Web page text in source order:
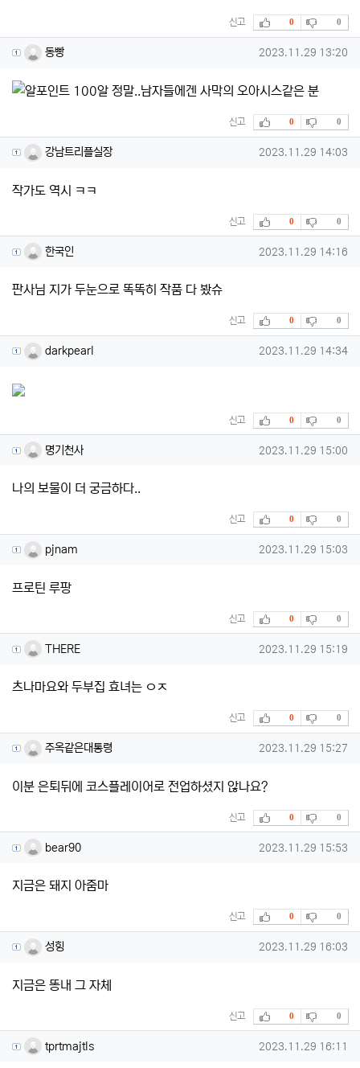
신고 추천
0 비추천
0
동빵님의 댓글
동빵 작성일
2023.11.29 13:20
100알 정말..남자들에겐 사막의 오아시스같은 분
신고 추천
0 비추천
0
강남트리플실장님의 댓글
강남트리플실장 작성일
2023.11.29 14:03
작가도 역시 ㅋㅋ
신고 추천
0 비추천
0
한국인님의 댓글
한국인 작성일
2023.11.29 14:16
판사님 지가 두눈으로 똑똑히 작품 다 봤슈
신고 추천
0 비추천
0
darkpearl님의 댓글
darkpearl 작성일
2023.11.29 14:34
신고 추천
0 비추천
0
명기천사님의 댓글
명기천사 작성일
2023.11.29 15:00
나의 보물이 더 궁금하다..
신고 추천
0 비추천
0
pjnam님의 댓글
pjnam 작성일
2023.11.29 15:03
프로틴 루팡
신고 추천
0 비추천
0
THERE님의 댓글
THERE 작성일
2023.11.29 15:19
츠나마요와 두부집 효녀는 ㅇㅈ
신고 추천
0 비추천
0
주옥같은대통령님의 댓글
주옥같은대통령 작성일
2023.11.29 15:27
이분 은퇴뒤에 코스플레이어로 전업하셨지 않나요?
신고 추천
0 비추천
0
bear90님의 댓글
bear90 작성일
2023.11.29 15:53
지금은 돼지 아줌마
신고 추천
0 비추천
0
성힝님의 댓글
성힝 작성일
2023.11.29 16:03
지금은 똥내 그 자체
신고 추천
0 비추천
0
tprtmajtls님의 댓글
tprtmajtls 작성일
2023.11.29 16:11